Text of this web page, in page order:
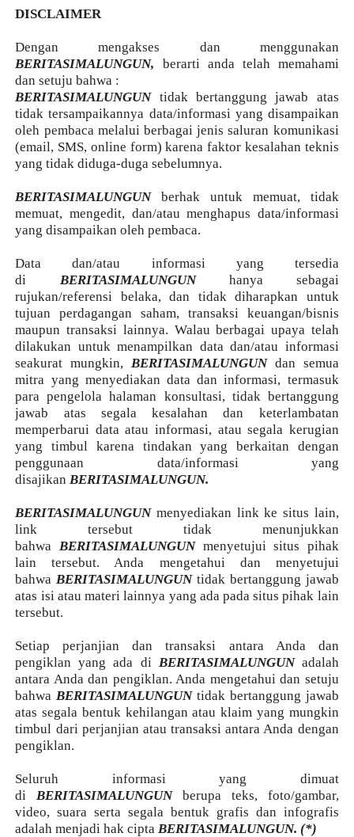
DISCLAIMER
Dengan mengakses dan menggunakan
BERITASIMALUNGUN, berarti anda telah memahami
dan setuju bahwa :
BERITASIMALUNGUN tidak bertanggung jawab atas
tidak tersampaikannya data/informasi yang disampaikan
oleh pembaca melalui berbagai jenis saluran komunikasi
(email, SMS, online form) karena faktor kesalahan teknis
yang tidak diduga-duga sebelumnya.
BERITASIMALUNGUNberhak untuk memuat, tidak
memuat, mengedit, dan/atau menghapus data/informasi
yang disampaikan oleh pembaca.
Data dan/atau informasi yang tersedia
di BERITASIMALUNGUN hanya sebagai
rujukan/referensi belaka, dan tidak diharapkan untuk
tujuan perdagangan saham, transaksi keuangan/bisnis
maupun transaksi lainnya. Walau berbagai upaya telah
dilakukan untuk menampilkan data dan/atau informasi
seakurat mungkin, BERITASIMALUNGUN dan semua
mitra yang menyediakan data dan informasi, termasuk
para pengelola halaman konsultasi, tidak bertanggung
jawab atas segala kesalahan dan keterlambatan
memperbarui data atau informasi, atau segala kerugian
yang timbul karena tindakan yang berkaitan dengan
penggunaan data/informasi yang
disajikan BERITASIMALUNGUN.
BERITASIMALUNGUNmenyediakan link ke situs lain,
link tersebut tidak menunjukkan
bahwa BERITASIMALUNGUN menyetujui situs pihak
lain tersebut. Anda mengetahui dan menyetujui
bahwa BERITASIMALUNGUNtidak bertanggung jawab
atas isi atau materi lainnya yang ada pada situs pihak lain
tersebut.
Setiap perjanjian dan transaksi antara Anda dan
pengiklan yang ada di BERITASIMALUNGUN adalah
antara Anda dan pengiklan. Anda mengetahui dan setuju
bahwa BERITASIMALUNGUNtidak bertanggung jawab
atas segala bentuk kehilangan atau klaim yang mungkin
timbul dari perjanjian atau transaksi antara Anda dengan
pengiklan.
Seluruh informasi yang dimuat
di BERITASIMALUNGUNberupa teks, foto/gambar,
video, suara serta segala bentuk grafis dan infografis
adalah menjadi hak cipta BERITASIMALUNGUN.(*)